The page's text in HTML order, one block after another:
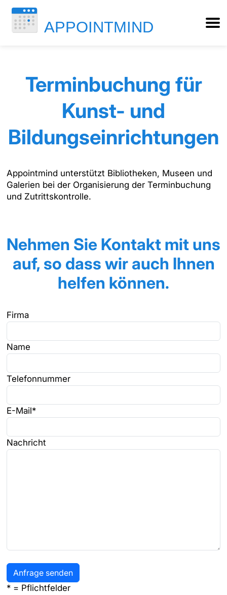
Terminbuchung für
Kunst- und
Bildungseinrichtungen
Appointmind unterstützt Bibliotheken, Museen und
Galerien bei der Organisierung der Terminbuchung
und Zutrittskontrolle.
Nehmen Sie Kontakt mit uns
auf, so dass wir auch Ihnen
helfen können.
Firma
Name
Telefonnummer
E-Mail*
Nachricht
* = Pflichtfelder